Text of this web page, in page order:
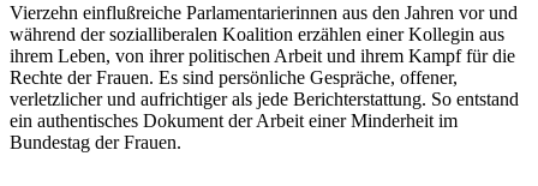
Vierzehn einflußreiche Parlamentarierinnen aus den Jahren vor und
während der sozialliberalen Koalition erzählen einer Kollegin aus
ihrem Leben, von ihrer politischen Arbeit und ihrem Kampf für die
Rechte der Frauen. Es sind persönliche Gespräche, offener,
verletzlicher und aufrichtiger als jede Berichterstattung. So entstand
ein authentisches Dokument der Arbeit einer Minderheit im
Bundestag der Frauen.